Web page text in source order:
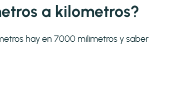
a kilometros?
hay en 7000 milimetros y saber